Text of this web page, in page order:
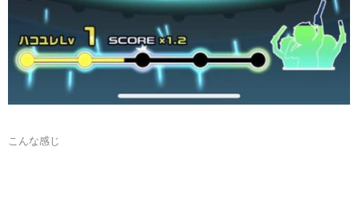
こんな感じ